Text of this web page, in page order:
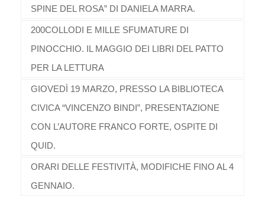
SPINE DEL ROSA” DI DANIELA MARRA.
200COLLODI E MILLE SFUMATURE DI
PINOCCHIO. IL MAGGIO DEI LIBRI DEL PATTO
PER LA LETTURA
GIOVEDÌ 19 MARZO, PRESSO LA BIBLIOTECA
CIVICA “VINCENZO BINDI”, PRESENTAZIONE
CON L’AUTORE FRANCO FORTE, OSPITE DI
QUID.
ORARI DELLE FESTIVITÀ, MODIFICHE FINO AL 4
GENNAIO.